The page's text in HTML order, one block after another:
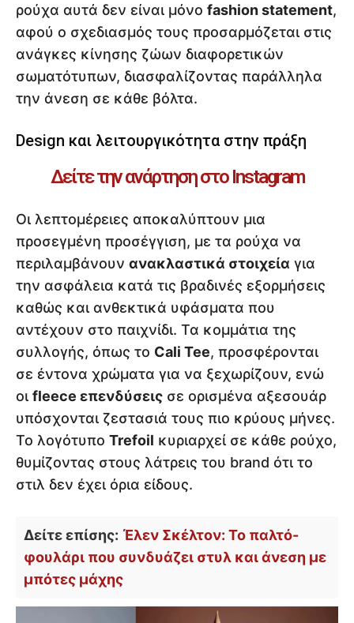
ρούχα αυτά δεν είναι μόνο fashion statement,
αφού ο σχεδιασμός τους προσαρμόζεται στις
ανάγκες κίνησης ζώων διαφορετικών
σωματότυπων, διασφαλίζοντας παράλληλα
την άνεση σε κάθε βόλτα.
Design και λειτουργικότητα στην πράξη
Δείτε την ανάρτηση στο Instagram
Οι λεπτομέρειες αποκαλύπτουν μια
προσεγμένη προσέγγιση, με τα ρούχα να
περιλαμβάνουν ανακλαστικά στοιχεία για
την ασφάλεια κατά τις βραδινές εξορμήσεις
καθώς και ανθεκτικά υφάσματα που
αντέχουν στο παιχνίδι. Τα κομμάτια της
συλλογής, όπως το Cali Tee, προσφέρονται
σε έντονα χρώματα για να ξεχωρίζουν, ενώ
οι fleece επενδύσεις σε ορισμένα αξεσουάρ
υπόσχονται ζεστασιά τους πιο κρύους μήνες.
Το λογότυπο Trefoil κυριαρχεί σε κάθε ρούχο,
θυμίζοντας στους λάτρεις του brand ότι το
στιλ δεν έχει όρια είδους.
Δείτε επίσης: Έλεν Σκέλτον: Το παλτό-
φουλάρι που συνδυάζει στυλ και άνεση με
μπότες μάχης